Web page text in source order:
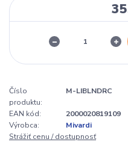
Číslo
produktu:
M-LIBLNDRC
EAN kód:
2000020819109
Výrobca:
Mivardi
Strážiť cenu / dostupnosť